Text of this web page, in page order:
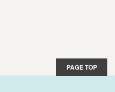
PAGE TOP